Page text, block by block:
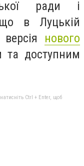
ради і
що в Луцькій
нового
та доступним
Ctrl + Enter, щоб